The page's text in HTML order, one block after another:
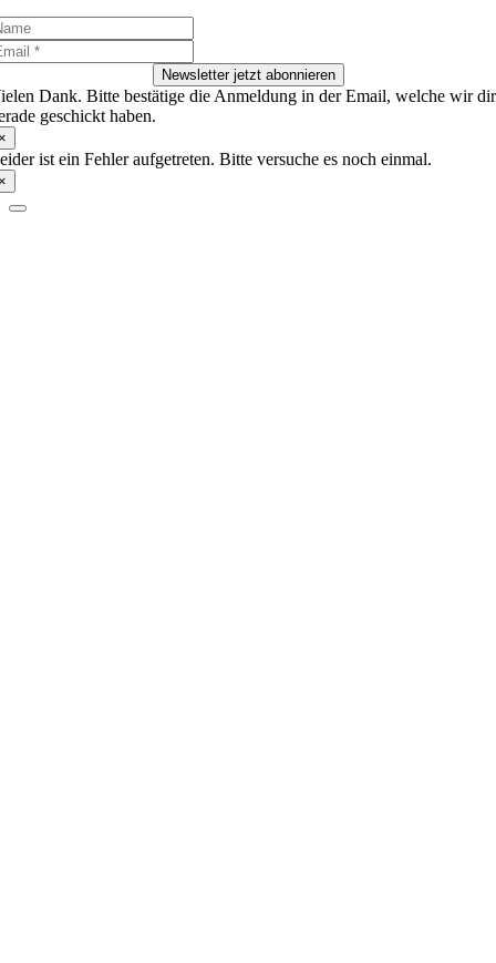
Newsletter jetzt abonnieren
Dank. Bitte bestätige die Anmeldung in der Email, welche wir dir
geschickt haben.
ist ein Fehler aufgetreten. Bitte versuche es noch einmal.